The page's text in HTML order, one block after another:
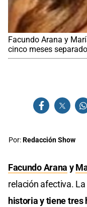
Facundo Arana y
cinco meses
Por:Redacción Show
Facundo Arana y
relación afectiva.
historia y tiene tres